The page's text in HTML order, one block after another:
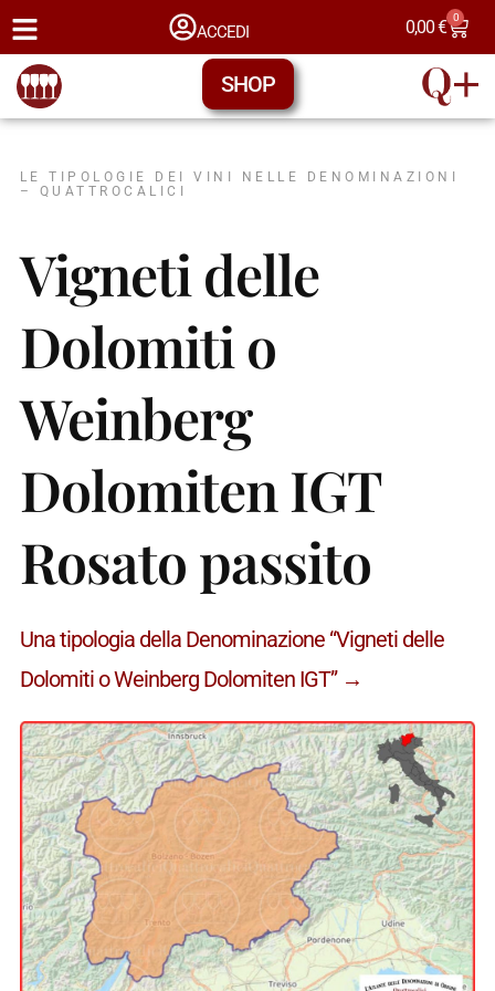
ACCEDI 0,00€ 0
SHOP
LE TIPOLOGIE DEI VINI NELLE DENOMINAZIONI
– QUATTROCALICI
Vigneti delle
Dolomiti o
Weinberg
Dolomiten IGT
Rosato passito
Una tipologia della Denominazione “Vigneti delle
Dolomiti o Weinberg Dolomiten IGT” →